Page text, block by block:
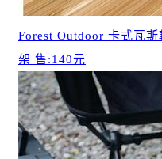
Forest Outdoor 卡式瓦
架 售:140元